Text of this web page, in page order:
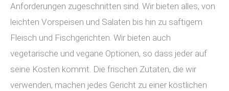
Anforderungen zugeschnitten sind. Wir bieten alles, von
leichten Vorspeisen und Salaten bis hin zu saftigem
Fleisch und Fischgerichten. Wir bieten auch
vegetarische und vegane Optionen, so dass jeder auf
seine Kosten kommt. Die frischen Zutaten, die wir
verwenden, machen jedes Gericht zu einer köstlichen